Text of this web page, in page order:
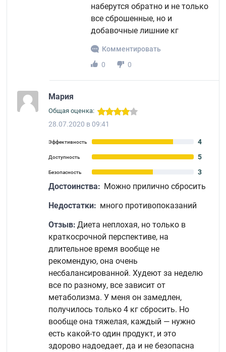
наберутся обратно и не только
все сброшенные, но и
добавочные лишние кг
Комментировать
0
0
Мария
Общая оценка:
28.07.2020 в 09:41
Эффективность 4
Доступность 5
Безопасность 3
Достоинства: Можно прилично сбросить
Недостатки: много противопоказаний
Отзыв: Диета неплохая, но только в
краткосрочной перспективе, на
длительное время вообще не
рекомендую, она очень
несбалансированной. Худеют за неделю
все по разному, все зависит от
метаболизма. У меня он замедлен,
получилось только 4 кг сбросить. Но
вообще она тяжелая, каждый — нужно
есть какой-то один продукт, и это
здорово надоедает, да и не безопасна